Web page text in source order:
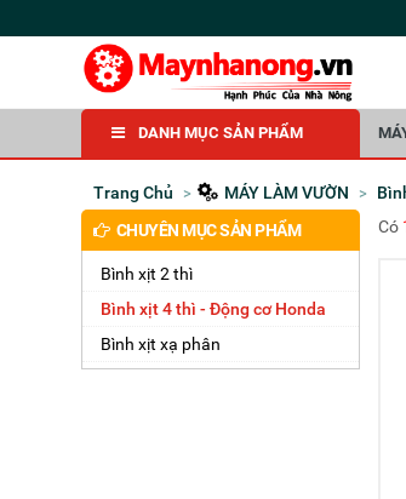
DANH MỤC SẢN PHẨM
Trang Chủ MÁY LÀM VƯỜN
Có
CHUYÊN MỤC SẢN PHẨM
Bình xịt 2 thì
Bình xịt 4 thì - Động cơ Honda
Bình xịt xạ phân